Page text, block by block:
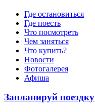
Где остановиться
Где поесть
Что посмотреть
Чем заняться
Что купить?
Новости
Фотогалерея
Афиша
Запланируй поездку